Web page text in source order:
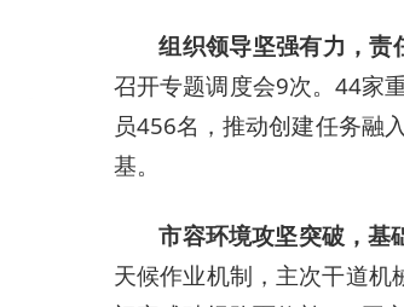
组织领导坚强有力，责
召开专题调度会9次。44家
员456名，推动创建任务融
基。
市容环境攻坚突破，基
天候作业机制，主次干道